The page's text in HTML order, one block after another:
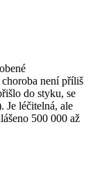
není příliš
do styku, se
Je léčitelná, ale
500 000 až